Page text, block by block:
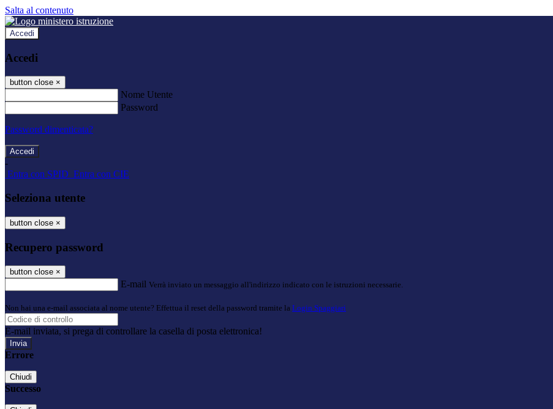
Salta al contenuto
Accedi
Accedi
button close ×
Nome Utente
Password
Password dimenticata?
-
Entra con SPID Entra con CIE
Seleziona utente
button close ×
Recupero password
button close ×
E-mail Verrà inviato un messaggio all'indirizzo indicato con le istruzioni necessarie.
Non hai una e-mail associata al nome utente? Effettua il reset della password tramite la Login Spaggiari
E-mail inviata, si prega di controllare la casella di posta elettronica!
Errore
Chiudi
Successo